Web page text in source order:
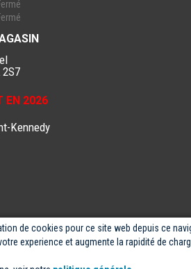
de cookies pour ce site web depuis ce
experience et augmente la rapidité de
2S7
EN 2026
Kennedy